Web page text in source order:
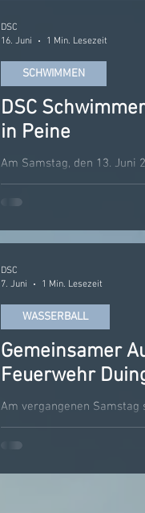
DSC
in Peine
Am Samstag, den 13. Juni
23. Eulenschwimmfest
des Post SV Alfeld ging
Wettkampfatmosphäre.
SCHWIMMEN
DSC
16. Juni
1 Min. Lesezeit
Gemeinsamer
Feuerwehr
Am vergangenen
Kameradinnen und
Programm. Gemeinsam
zusammen nach Einbeck
WASSERBALL
DSC
7. Juni
1 Min. Lesezeit